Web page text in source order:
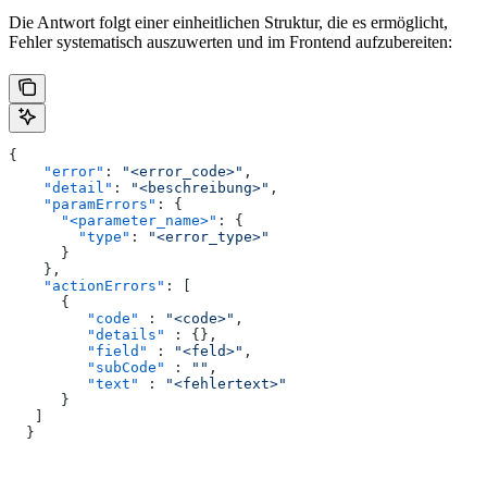
Die Antwort folgt einer einheitlichen Struktur, die es ermöglicht,
Fehler systematisch auszuwerten und im Frontend aufzubereiten:
{
    "error"
: "<error_code>" ,
    "detail"
: "<beschreibung>" ,
    "paramErrors"
: {
      "<parameter_name>"
: {
        "type"
:
"<error_type>"
      }
    },
    "actionErrors"
: [
      {
         "code"
: "<code>" ,
         "details"
: {},
         "field"
: "<feld>" ,
         "subCode"
: "" ,
         "text"
:
"<fehlertext>"
      }
  }